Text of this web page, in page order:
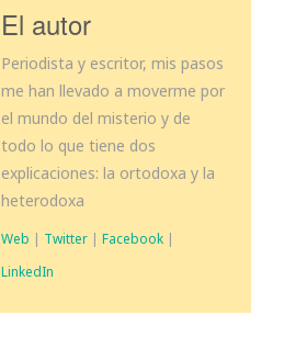
El autor
Periodista y escritor, mis pasos
me han llevado a moverme por
el mundo del misterio y de
todo lo que tiene dos
explicaciones: la ortodoxa y la
heterodoxa
Web | Twitter | Facebook |
LinkedIn